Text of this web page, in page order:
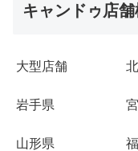
キャンドゥ店
大型店舗
岩手県
山形県